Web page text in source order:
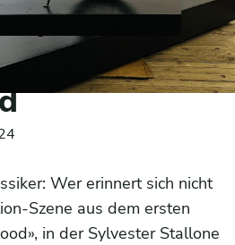
Wer erinnert sich nicht
Szene aus dem ersten
in der Sylvester Stallone